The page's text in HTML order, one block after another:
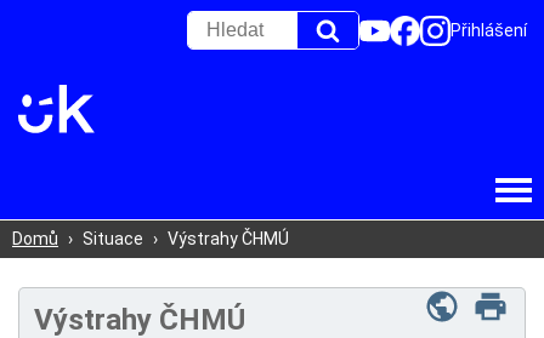
Přihlášení
Domů › Situace › Výstrahy ČHMÚ
Výstrahy ČHMÚ